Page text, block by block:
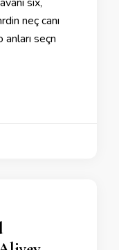
neçә canı
anları seçәn